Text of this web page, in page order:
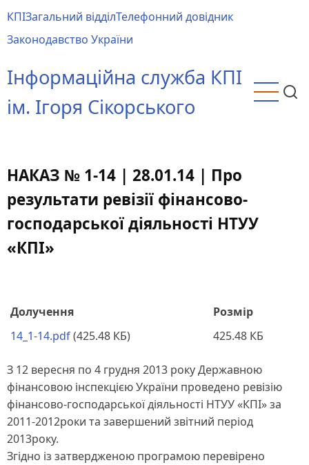
до
основного
КПІЗагальний відділТелефонний довідник
Законодавство України
Інформаційна служба КПІ
ім. Ігоря Сікорського
НАКАЗ № 1-14 | 28.01.14 | Про
результати ревізії фінансово-
господарської діяльності НТУУ
«КПІ»
Долучення
Розмір
14_1-14.pdf(425.48 КБ) 425.48 КБ
З 12 вересня по 4 грудня 2013 року Державною
фінансовою інспекцією України проведено ревізію
фінансово-господарської діяльності НТУУ «КПІ» за
2011-2012роки та завершений звітний період
2013року.
Згідно із затвердженою програмою перевірено